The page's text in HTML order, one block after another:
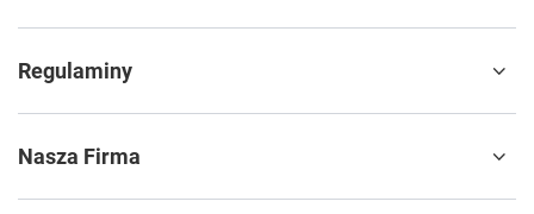
Regulaminy
Nasza Firma